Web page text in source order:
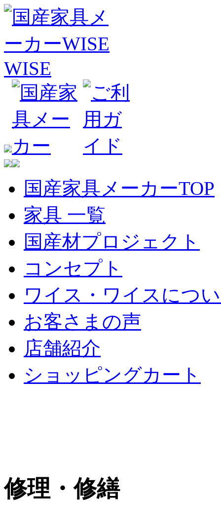
国産家具メーカーTOP
家具 一覧
国産材プロジェクト
コンセプト
ワイス・ワイスにつ
お客さまの声
店舗紹介
ショッピングカート
修理・修繕